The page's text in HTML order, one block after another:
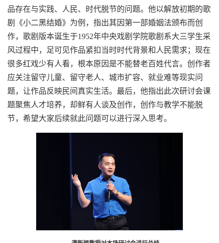
品存在与实践、人民、时代脱节的问题。他以解放初期的歌
剧《小二黑结婚》为例，指出其因第一部婚姻法颁布而创
作，歌剧版本诞生于1952年中央戏剧学院歌剧系大三学生采
风过程中，足可见作品紧扣当时时代背景和人民需求；现在
很多红戏少有人看，根本原因是不能替老百姓代言。创作者
应关注留守儿童、留守老人、城市扩容、就业难等现实问
题，让作品反映民间真实生活。最后，他指出此次研讨会课
题聚焦人才培养，却鲜有人谈及创作，创作与教学不能脱
节，希望大家后续就此问题可以进行深入思考。